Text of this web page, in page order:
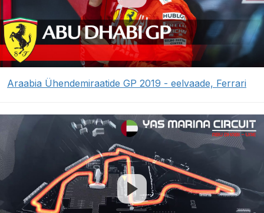
Araabia Ühendemiraatide GP 2019 - eelvaade, Ferrari